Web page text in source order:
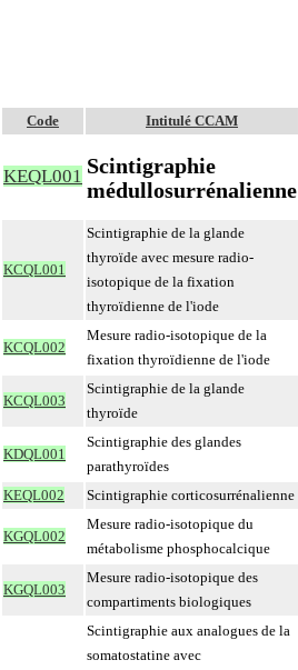
Code Intitulé CCAM
KEQL001 Scintigraphie
médullosurrénalienne
KCQL001
Scintigraphie de la glande
thyroïde avec mesure radio-
isotopique de la fixation
thyroïdienne de l'iode
KCQL002
Mesure radio-isotopique de la
fixation thyroïdienne de l'iode
KCQL003
Scintigraphie de la glande
thyroïde
KDQL001
Scintigraphie des glandes
parathyroïdes
KEQL002 Scintigraphie corticosurrénalienne
KGQL002
Mesure radio-isotopique du
métabolisme phosphocalcique
KGQL003
Mesure radio-isotopique des
compartiments biologiques
Scintigraphie aux analogues de la
somatostatine avec